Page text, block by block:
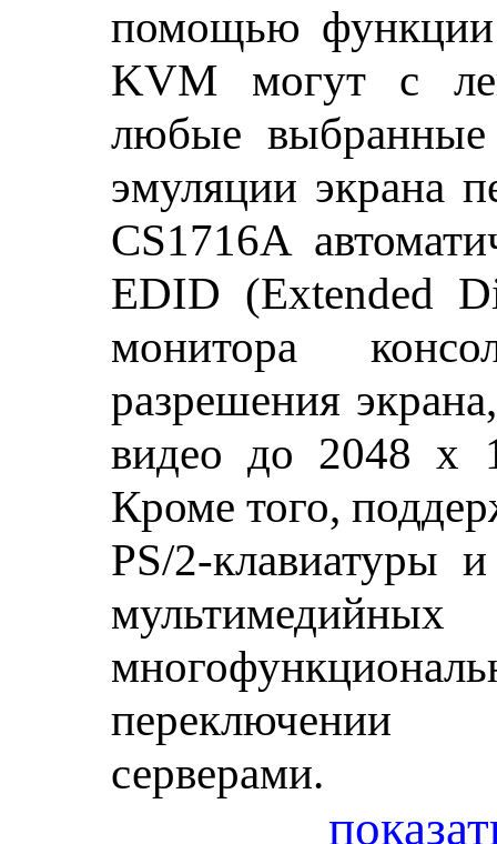
помощью функции
KVM могут с
любые выбранные
эмуляции экрана
CS1716A
EDID (Extended
монитора
разрешения
видео до 2048 x
Кроме того,
PS/2-клавиатуры
переключении
серверами.